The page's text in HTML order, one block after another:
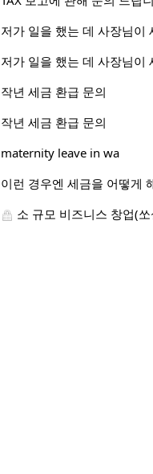
저가 일을 했는 데 사장님이
저가 일을 했는 데 사장님이
작년 세금 환급 문의
작년 세금 환급 문의
maternity leave in wa
이런 경우엔 세금을 어떻게
소 규모 비즈니스 창업(